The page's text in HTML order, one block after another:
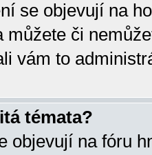
se objevují na
můžete či
vám to
témata?
objevují na fóru